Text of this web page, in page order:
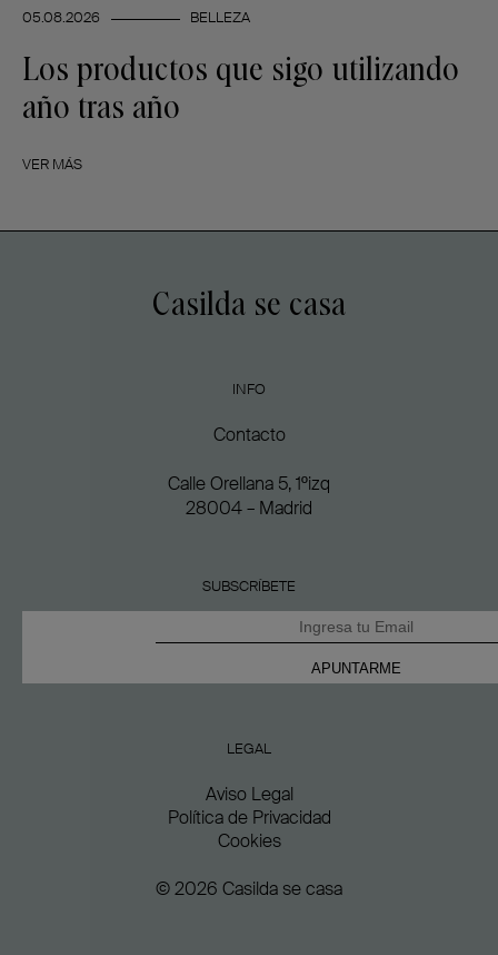
05.08.2026 BELLEZA
Los productos que sigo utilizando
año tras año
VER MÁS
Casilda se casa
INFO
Contacto
Calle Orellana 5, 1ºizq
28004 – Madrid
SUBSCRÍBETE
LEGAL
Aviso Legal
Política de Privacidad
Cookies
© 2026 Casilda se casa